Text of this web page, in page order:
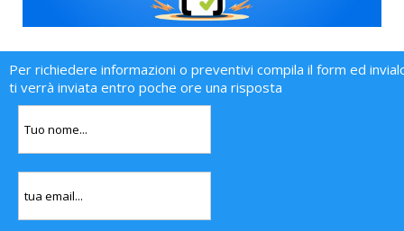
Per richiedere informazioni o preventivi compila il form ed
ti verrà inviata entro poche ore una risposta